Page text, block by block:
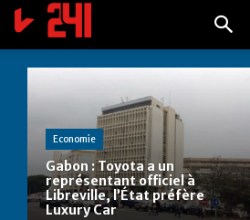
Economie
Gabon : Toyota a un
représentant officiel à
Libreville, l’État préfère
Luxury Car